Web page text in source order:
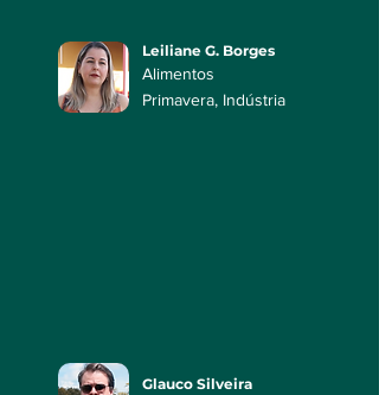
Leiliane G. Borges
Alimentos
Primavera, Indústria
Glauco Silveira